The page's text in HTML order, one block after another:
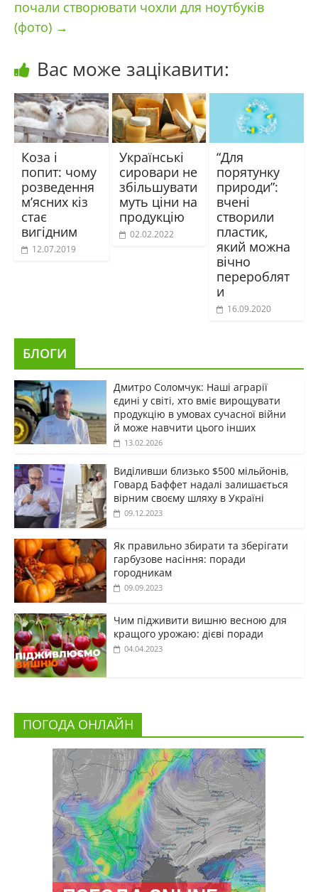
почали створювати чохли для ноутбуків
(фото) →
Вас може зацікавити:
Коза і
попит: чому
розведення
м’ясних кіз
стає
вигідним
12.07.2019
Українські
сировари не
збільшувати
муть ціни на
продукцію
02.02.2022
“Для
порятунку
природи”:
вчені
створили
пластик,
який можна
вічно
перероблят
и
16.09.2020
БЛОГИ
Дмитро Соломчук: Наші аграрії
єдині у світі, хто вміє вирощувати
продукцію в умовах сучасної війни
й може навчити цього інших
13.02.2026
Виділивши близько $500 мільйонів,
Говард Баффет надалі залишається
вірним своєму шляху в Україні
09.12.2023
Як правильно збирати та зберігати
гарбузове насіння: поради
городникам
09.09.2023
Чим підживити вишню весною для
кращого урожаю: дієві поради
04.04.2023
ПОГОДА ОНЛАЙН